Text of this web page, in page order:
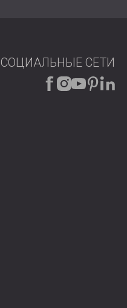
СОЦИАЛЬНЫЕ СЕТИ